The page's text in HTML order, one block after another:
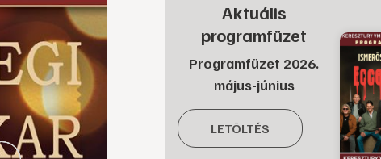
Aktuális
programfüzet
Programfüzet 2026.
május-június
LETÖLTÉS